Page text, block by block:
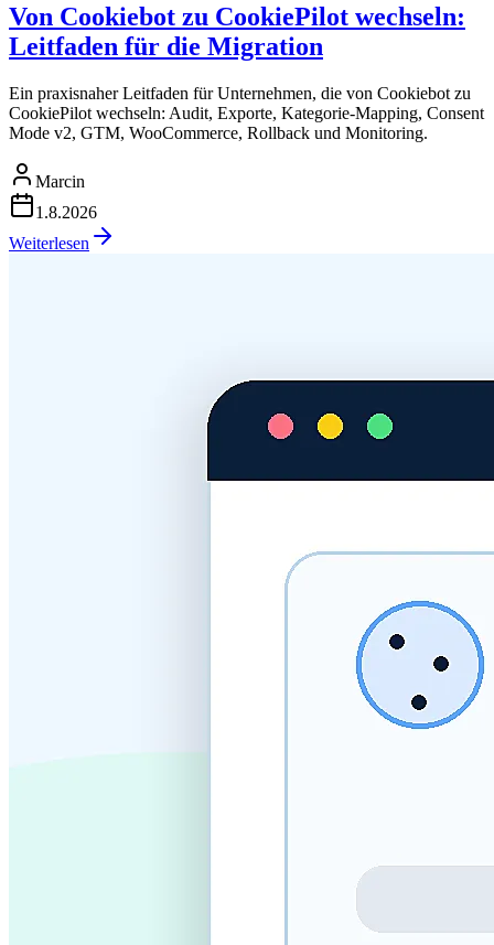
Von Cookiebot zu CookiePilot wechseln:
Leitfaden für die Migration
Ein praxisnaher Leitfaden für Unternehmen, die von Cookiebot zu
CookiePilot wechseln: Audit, Exporte, Kategorie-Mapping, Consent
Mode v2, GTM, WooCommerce, Rollback und Monitoring.
Marcin
1.8.2026
Weiterlesen